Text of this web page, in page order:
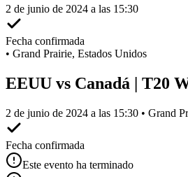
2 de junio de 2024 a las 15:30
Fecha confirmada
• Grand Prairie, Estados Unidos
EEUU vs Canadá | T20
2 de junio de 2024 a las 15:30 • Grand
Fecha confirmada
Este evento ha terminado